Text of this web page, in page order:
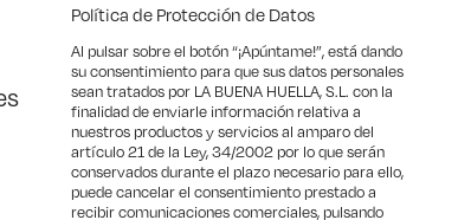
Política de Protección de Datos
Al pulsar sobre el botón “¡Apúntame!”, está dando
su consentimiento para que sus datos personales
sean tratados por LA BUENA HUELLA, S.L. con la
finalidad de enviarle información relativa a
nuestros productos y servicios al amparo del
artículo 21 de la Ley, 34/2002 por lo que serán
conservados durante el plazo necesario para ello,
puede cancelar el consentimiento prestado a
recibir comunicaciones comerciales, pulsando